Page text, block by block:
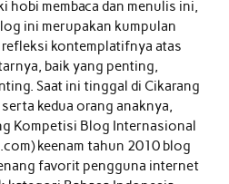
hobi membaca dan menulis ini,
ini merupakan kumpulan
kontemplatifnya atas
baik yang penting,
Saat ini tinggal di Cikarang
kedua orang anaknya,
Kompetisi Blog Internasional
keenam tahun 2010 blog
favorit pengguna internet